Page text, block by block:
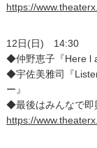
https://
12日(日) 14:30
◆仲野恵子『Here l
◆宇佐美雅司『
ー』
◆最後はみんなで即
https://